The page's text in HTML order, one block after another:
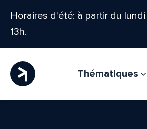
Horaires d'été: à partir du
13h.
Thématiques